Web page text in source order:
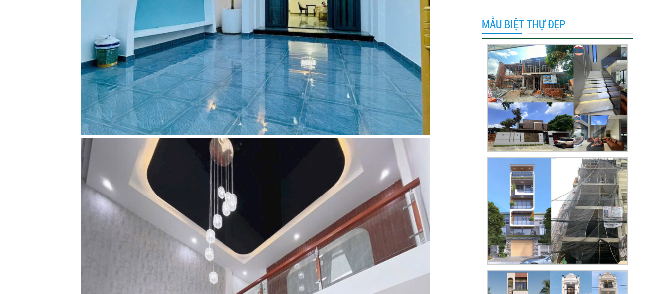
Video sửa nhà trọn
gói tại Tân Bình
Video hình ảnh thi
công nhà anh Hiếu
Video bàn giao nhà
chị Phượng – Nhà Bè
TPHCM
Video đánh giá từ
khách hàng chị Oanh
– sửa nhà
Nhận xét khách hàng
nhà chú Trung – Gò
Vấp
MẪU BIỆT THỰ ĐẸP